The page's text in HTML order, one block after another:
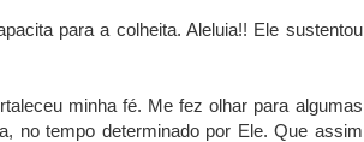
para a colheita. Aleluia!! Ele sustentou
minha fé. Me fez olhar para algumas
no tempo determinado por Ele. Que assim